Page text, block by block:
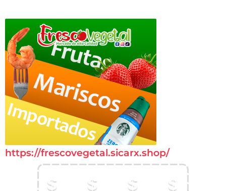
https://frescovegetal.sicarx.shop/